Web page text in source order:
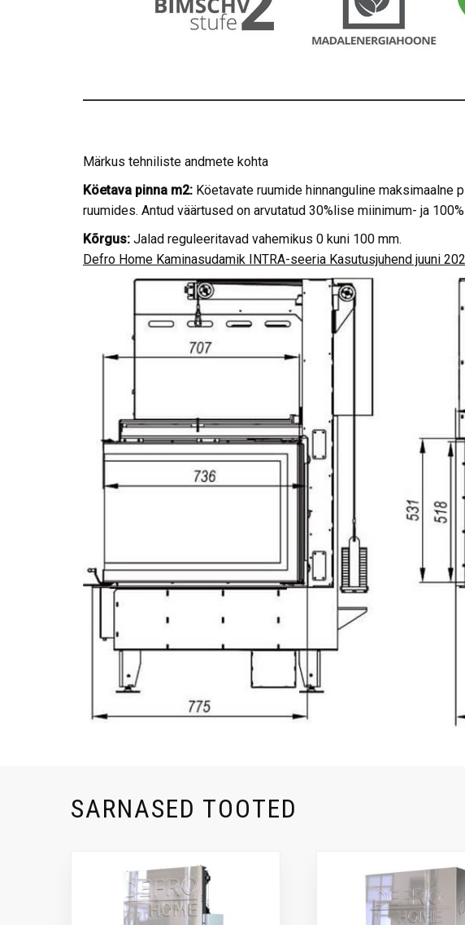
Märkus tehniliste andmete kohta
Köetava pinna m2: Köetavate ruumide hinnanguline
ruumides. Antud väärtused on arvutatud 30%lise miinimum- ja
Kõrgus: Jalad reguleeritavad vahemikus 0 kuni 100 mm.
Defro Home Kaminasudamik INTRA-seeria Kasutusjuhend juuni
SARNASED TOOTED